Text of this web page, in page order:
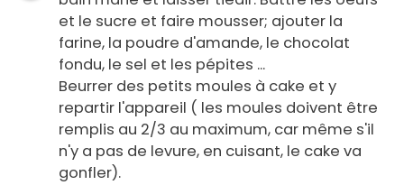
et le sucre et faire mousser; ajouter la
farine, la poudre d'amande, le chocolat
fondu, le sel et les pépites ...
Beurrer des petits moules à cake et y
repartir l'appareil ( les moules doivent être
remplis au 2/3 au maximum, car même s'il
n'y a pas de levure, en cuisant, le cake va
gonfler).